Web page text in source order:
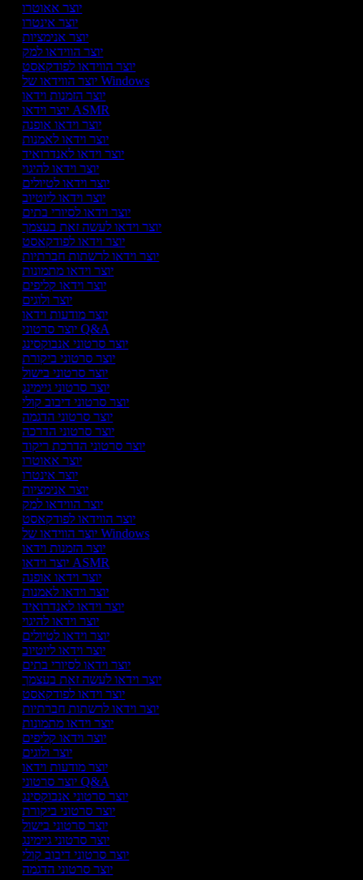
יוצר אאוטרו
יוצר אינטרו
יוצר אנימציות
יוצר הווידאו למק
יוצר הווידאו לפודקאסט
יוצר הווידאו של Windows
יוצר הזמנות וידאו
יוצר וידאו ASMR
יוצר וידאו אופנה
יוצר וידאו לאמנות
יוצר וידאו לאנדרואיד
יוצר וידאו להיגוי
יוצר וידאו לטיולים
יוצר וידאו ליוטיוב
יוצר וידאו לסיורי בתים
יוצר וידאו לעשה זאת בעצמך
יוצר וידאו לפודקאסט
יוצר וידאו לרשתות חברתיות
יוצר וידאו מתמונות
יוצר וידאו קליפים
יוצר ולוגים
יוצר מודעות וידאו
יוצר סרטוני Q&A
יוצר סרטוני אנבוקסינג
יוצר סרטוני ביקורת
יוצר סרטוני בישול
יוצר סרטוני גיימינג
יוצר סרטוני דיבוב קולי
יוצר סרטוני הדגמה
יוצר סרטוני הדרכה
יוצר סרטוני הדרכת ריקוד
יוצר אאוטרו
יוצר אינטרו
יוצר אנימציות
יוצר הווידאו למק
יוצר הווידאו לפודקאסט
יוצר הווידאו של Windows
יוצר הזמנות וידאו
יוצר וידאו ASMR
יוצר וידאו אופנה
יוצר וידאו לאמנות
יוצר וידאו לאנדרואיד
יוצר וידאו להיגוי
יוצר וידאו לטיולים
יוצר וידאו ליוטיוב
יוצר וידאו לסיורי בתים
יוצר וידאו לעשה זאת בעצמך
יוצר וידאו לפודקאסט
יוצר וידאו לרשתות חברתיות
יוצר וידאו מתמונות
יוצר וידאו קליפים
יוצר ולוגים
יוצר מודעות וידאו
יוצר סרטוני Q&A
יוצר סרטוני אנבוקסינג
יוצר סרטוני ביקורת
יוצר סרטוני בישול
יוצר סרטוני גיימינג
יוצר סרטוני דיבוב קולי
יוצר סרטוני הדגמה